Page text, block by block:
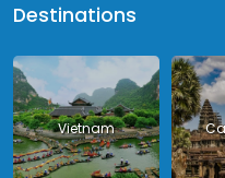
Destinations
Vietnam